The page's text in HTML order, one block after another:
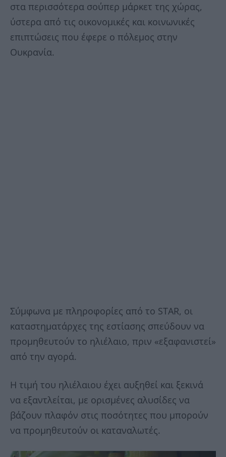
στα περισσότερα σούπερ μάρκετ της χώρας,
ύστερα από τις οικονομικές και κοινωνικές
επιπτώσεις που έφερε ο πόλεμος στην
Ουκρανία.
Σύμφωνα με πληροφορίες από το STAR, οι
καταστηματάρχες της εστίασης σπεύδουν να
προμηθευτούν το ηλιέλαιο, πριν «εξαφανιστεί»
από την αγορά.
Η τιμή του ηλιέλαιου έχει αυξηθεί και ξεκινά
να εξαντλείται, με ορισμένες αλυσίδες να
βάζουν πλαφόν στις ποσότητες που μπορούν
να προμηθευτούν οι καταναλωτές.